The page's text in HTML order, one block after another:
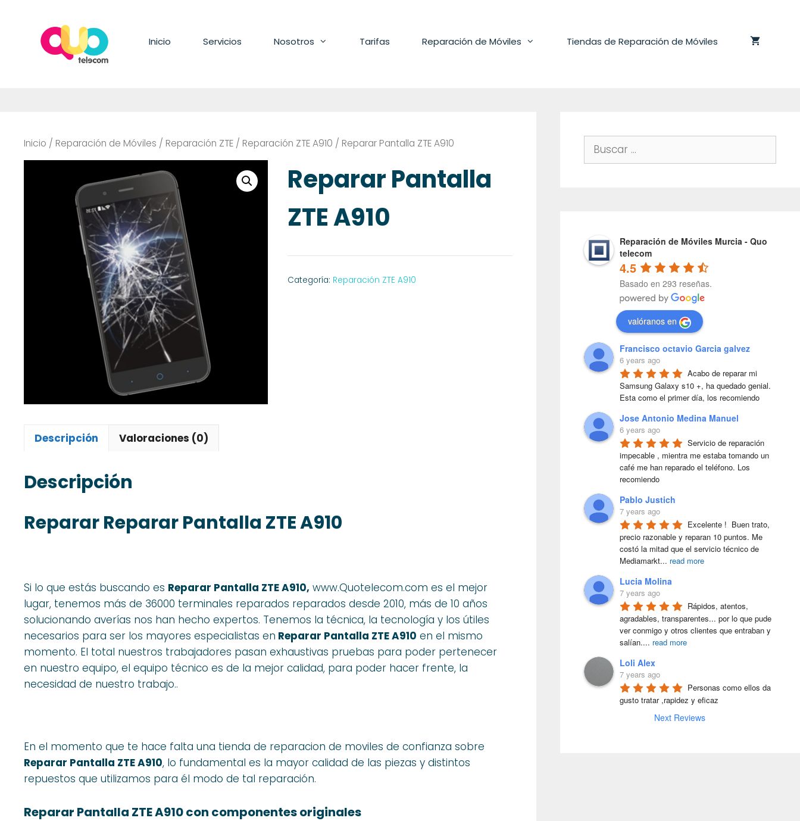
contenido
Inicio Servicios Nosotros Tarifas Reparación de Móviles Tiendas de Reparación de Móviles
Inicio / Reparación de Móviles / Reparación ZTE / Reparación ZTE A910 / Reparar Pantalla ZTE A910
Reparar Pantalla
ZTE A910
Categoría: Reparación ZTE A910
Descripción Valoraciones (0)
Descripción
Reparar Reparar Pantalla ZTE A910
Si lo que estás buscando es Reparar Pantalla ZTE A910, www.Quotelecom.com es el mejor
lugar, tenemos más de 36000 terminales reparados reparados desde 2010, más de 10 años
solucionando averías nos han hecho expertos. Tenemos la técnica, la tecnología y los útiles
necesarios para ser los mayores especialistas en Reparar Pantalla ZTE A910 en el mismo
momento. El total nuestros trabajadores pasan exhaustivas pruebas para poder pertenecer
en nuestro equipo, el equipo técnico es de la mejor calidad, para poder hacer frente, la
necesidad de nuestro trabajo..
En el momento que te hace falta una tienda de reparacion de moviles de confianza sobre
Reparar Pantalla ZTE A910, lo fundamental es la mayor calidad de las piezas y distintos
repuestos que utilizamos para él modo de tal reparación.
Reparar Pantalla ZTE A910 con componentes originales
Buscar:
Reparación de Móviles Murcia - Quo
telecom
4.5
Basado en 293 reseñas.
valóranos en
Francisco octavio Garcia galvez
6 years ago
Acabo de reparar mi
Samsung Galaxy s10 +, ha quedado genial.
Esta como el primer día, los recomiendo
Jose Antonio Medina Manuel
6 years ago
Servicio de reparación
impecable , mientra me estaba tomando un
café me han reparado el teléfono. Los
recomiendo
Pablo Justich
7 years ago
Excelente !  Buen trato,
precio razonable y reparan 10 puntos. Me
costó la mitad que el servicio técnico de
Mediamarkt... read more
Lucia Molina
7 years ago
Rápidos, atentos,
agradables, transparentes... por lo que pude
ver conmigo y otros clientes que entraban y
salían.... read more
Loli Alex
7 years ago
Personas como ellos da
gusto tratar ,rapidez y eficaz
Next Reviews